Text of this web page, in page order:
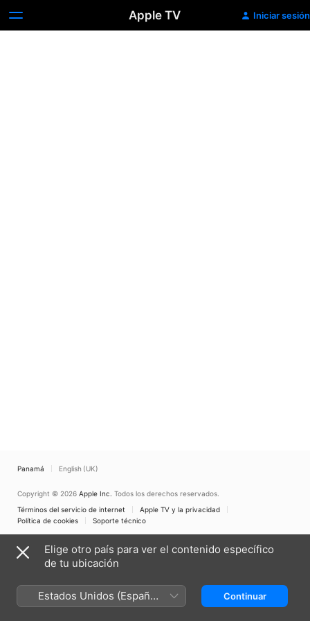
Apple TV Iniciar sesión
Panamá English (UK)
Copyright © 2026 Apple Inc. Todos los derechos reservados.
Términos del servicio de internet
Apple TV y la privacidad
Política de cookies
Soporte técnico
Elige otro país para ver el contenido específico
de tu ubicación
Estados Unidos (Español
México)
Continuar